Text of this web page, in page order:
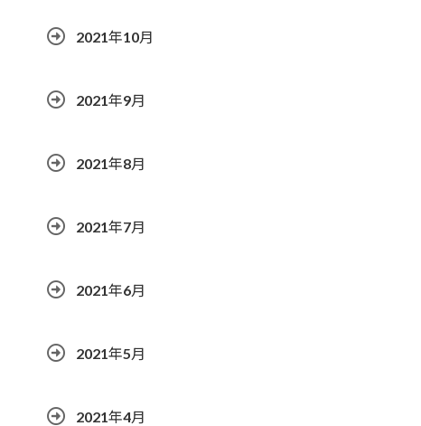
2021年10月
2021年9月
2021年8月
2021年7月
2021年6月
2021年5月
2021年4月